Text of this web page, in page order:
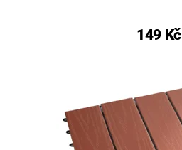
149 Kč